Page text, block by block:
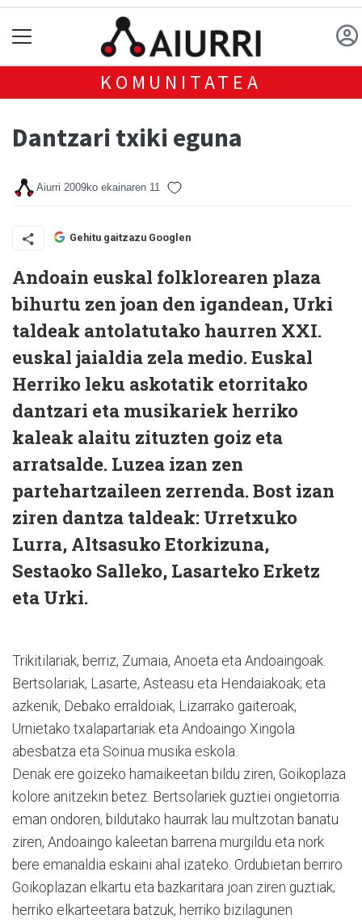
KOMUNITATEA
Dantzari txiki eguna
Aiurri 2009ko ekainaren 11
Gehitu gaitzazu Googlen
Andoain euskal folklorearen plaza
bihurtu zen joan den igandean, Urki
taldeak antolatutako haurren XXI.
euskal jaialdia zela medio. Euskal
Herriko leku askotatik etorritako
dantzari eta musikariek herriko
kaleak alaitu zituzten goiz eta
arratsalde. Luzea izan zen
partehartzaileen zerrenda. Bost izan
ziren dantza taldeak: Urretxuko
Lurra, Altsasuko Etorkizuna,
Sestaoko Salleko, Lasarteko Erketz
eta Urki.
Trikitilariak, berriz, Zumaia, Anoeta eta Andoaingoak.
Bertsolariak, Lasarte, Asteasu eta Hendaiakoak; eta
azkenik, Debako erraldoiak, Lizarrako gaiteroak,
Urnietako txalapartariak eta Andoaingo Xingola
abesbatza eta Soinua musika eskola.
Denak ere goizeko hamaikeetan bildu ziren, Goikoplaza
kolore anitzekin betez. Bertsolariek guztiei ongietorria
eman ondoren, bildutako haurrak lau multzotan banatu
ziren, Andoaingo kaleetan barrena murgildu eta nork
bere emanaldia eskaini ahal izateko. Ordubietan berriro
Goikoplazan elkartu eta bazkaritara joan ziren guztiak;
herriko elkarteetara batzuk, herriko bizilagunen